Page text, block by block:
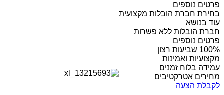
פרטים נוספים
בחירת חברת הובלות מקצועית
עוד בנושא
חברת הובלות ללא פשרות
פרטים נוספים
מקצועיות ואמינות
עמידה בלוח זמנים
מחירים אטרקטיבים
לקבלת הצעה